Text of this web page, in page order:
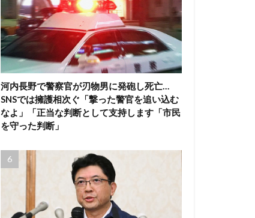
河内長野で警察官が刃物男に発砲し死亡…
SNSでは擁護相次ぐ「撃った警官を追い込む
なよ」「正当な判断として支持します「市民
を守った判断」